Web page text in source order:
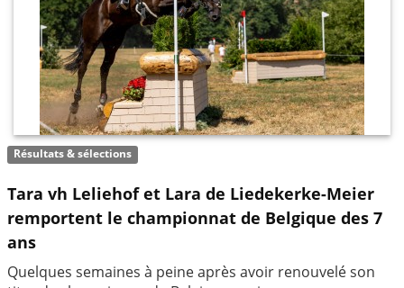
Résultats & sélections
Tara vh Leliehof et Lara de Liedekerke-Meier
remportent le championnat de Belgique des 7
ans
Quelques semaines à peine après avoir renouvelé son